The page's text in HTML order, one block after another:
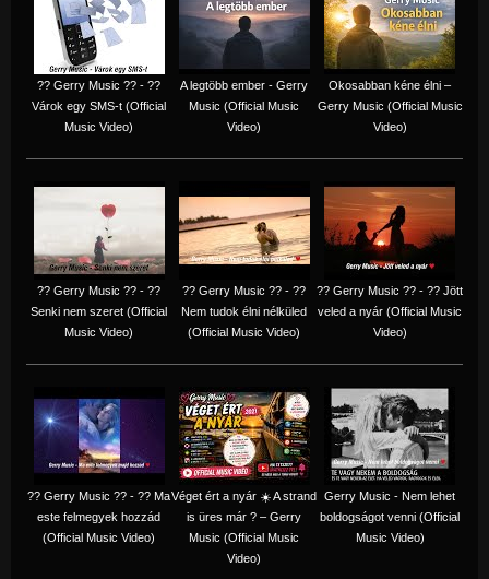
?? Gerry Music ?? - ??
Várok egy SMS-t (Official
Music Video)
A legtöbb ember - Gerry
Music (Official Music
Video)
Okosabban kéne élni –
Gerry Music (Official Music
Video)
?? Gerry Music ?? - ??
Senki nem szeret (Official
Music Video)
?? Gerry Music ?? - ??
Nem tudok élni nélküled
(Official Music Video)
?? Gerry Music ?? - ?? Jött
veled a nyár (Official Music
Video)
?? Gerry Music ?? - ?? Ma
este felmegyek hozzád
(Official Music Video)
Véget ért a nyár ☀️ A strand
is üres már ? – Gerry
Music (Official Music
Video)
Gerry Music - Nem lehet
boldogságot venni (Official
Music Video)